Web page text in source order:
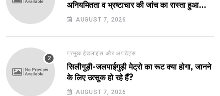
अनियमितता व भ्रष्टाचार की जांच का रास्ता हुआ
प्रशस्त! एक नए अवतार में लौटा SJDA!
AUGUST 7, 2026
प्रमुख हेडलाइंस और अपडेट्स
सिलीगुड़ी-जलपाईगुड़ी मेट्रो का रूट क्या होगा, जानने
के लिए उत्सुक हो रहे हैं?
AUGUST 7, 2026